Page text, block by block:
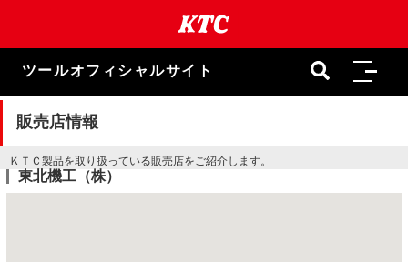
ま
キ
ツールオフィシャルサイト
販売店情報
ＫＴＣ製品を取り扱っている販売店をご紹介します。
東北機工（株）